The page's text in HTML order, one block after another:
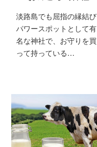
淡路島でも屈指の縁結び
パワースポットとして有
名な神社で、お守りを買
って持っている…